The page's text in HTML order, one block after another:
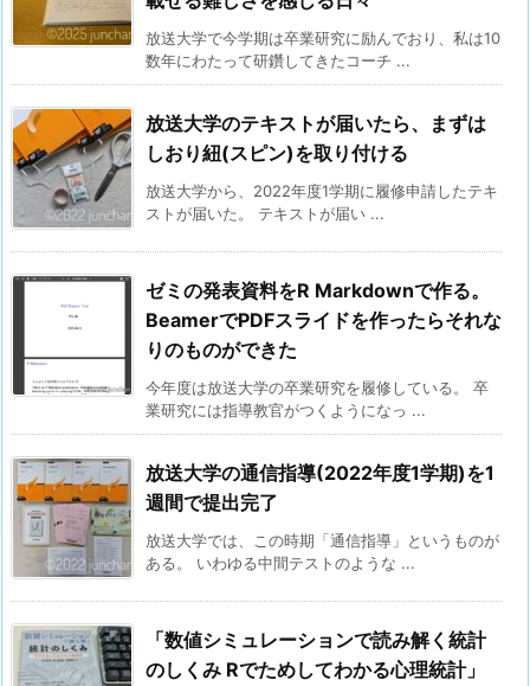
放送大学で今学期は卒業研究に励んでおり、私は10
数年にわたって研鑽してきたコーチ ...
放送大学のテキストが届いたら、まずは
しおり紐(スピン)を取り付ける
放送大学から、2022年度1学期に履修申請したテキ
ストが届いた。 テキストが届い ...
ゼミの発表資料をR Markdownで作る。
BeamerでPDFスライドを作ったらそれな
りのものができた
今年度は放送大学の卒業研究を履修している。 卒
業研究には指導教官がつくようになっ ...
放送大学の通信指導(2022年度1学期)を1
週間で提出完了
放送大学では、この時期「通信指導」というものが
ある。 いわゆる中間テストのような ...
「数値シミュレーションで読み解く統計
のしくみ Rでためしてわかる心理統計」